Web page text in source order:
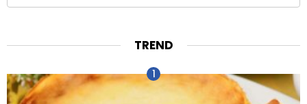
TREND